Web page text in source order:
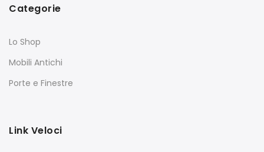
Categorie
Lo Shop
Mobili Antichi
Porte e Finestre
Link Veloci